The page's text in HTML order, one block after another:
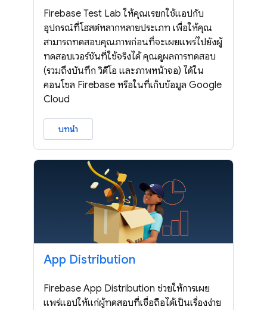
Firebase Test Lab ให้คุณเรียกใช้แอปกับ
อุปกรณ์ที่โฮสต์หลากหลายประเภท เพื่อให้คุณ
สามารถทดสอบคุณภาพก่อนที่จะเผยแพร่ไปยังผู้
ทดสอบเวอร์ชันที่ใช้จริงได้ คุณดูผลการทดสอบ
(รวมถึงบันทึก วิดีโอ และภาพหน้าจอ) ได้ใน
คอนโซล Firebase หรือในที่เก็บข้อมูล Google
Cloud
บทนำ
App Distribution
Firebase App Distribution ช่วยให้การเผย
แพร่แอปให้แก่ผู้ทดสอบที่เชื่อถือได้เป็นเรื่องง่าย